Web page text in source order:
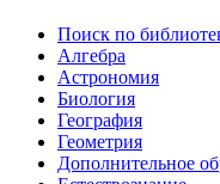
Поиск по
Алгебра
Астрономия
Биология
География
Геометрия
Дополнительное